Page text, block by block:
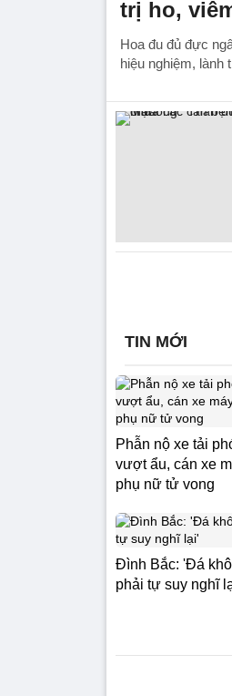
trị ho,
Hoa đu đủ đực
hiệu nghiệm, lành
TIN MỚI
Phẫn nộ xe tải
vượt ẩu, cán xe
phụ nữ tử vong
Đình Bắc: 'Đá
phải tự suy nghĩ